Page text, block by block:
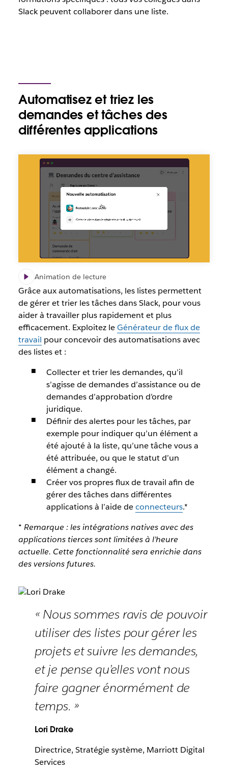
Slack peuvent collaborer dans une liste.
Automatisez et triez les
demandes et tâches des
différentes applications
Animation de lecture
Grâce aux automatisations, les listes permettent
de gérer et trier les tâches dans Slack, pour vous
aider à travailler plus rapidement et plus
efficacement. Exploitez leGénérateur de flux de
travail pour concevoir des automatisations avec
des listes et :
Collecter et trier les demandes, qu’il
s’agisse de demandes d’assistance ou de
demandes d’approbation d’ordre
juridique.
Définir des alertes pour les tâches, par
exemple pour indiquer qu’un élément a
été ajouté à la liste, qu’une tâche vous a
été attribuée, ou que le statut d’un
élément a changé.
Créer vos propres flux de travail afin de
gérer des tâches dans différentes
applications à l’aide deconnecteurs.*
* Remarque : les intégrations natives avec des
applications tierces sont limitées à l’heure
actuelle. Cette fonctionnalité sera enrichie dans
des versions futures.
« Nous sommes ravis de pouvoir
utiliser des listes pour gérer les
projets et suivre les demandes,
et je pense qu’elles vont nous
faire gagner énormément de
temps. »
Lori Drake
Directrice, Stratégie système, Marriott Digital
Services